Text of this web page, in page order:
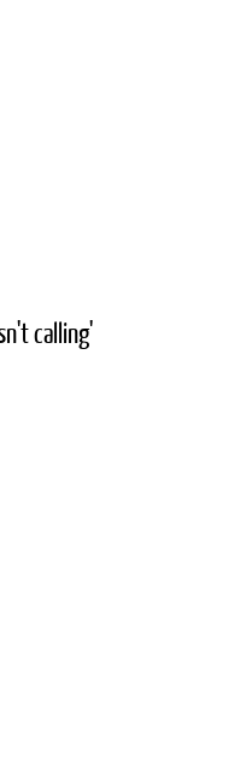
calling'